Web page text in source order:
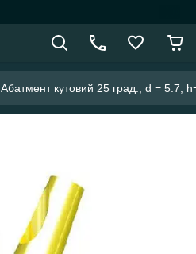
Абатмент кутовий 25 град., d = 5.7,